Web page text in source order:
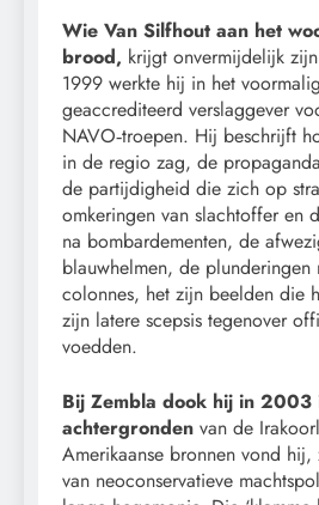
Wie Van Silfhout aan het
brood, krijgt onvermijdelijk
1999 werkte hij in het
geaccrediteerd verslaggever
NAVO‑troepen. Hij beschrijft
in de regio zag, de
de partijdigheid die zich op
omkeringen van slachtoffer en
na bombardementen, de
blauwhelmen, de plunderingen
colonnes, het zijn beelden die
zijn latere scepsis tegenover
voedden.
Bij Zembla dook hij in 2003
achtergronden van de
Amerikaanse bronnen vond
van neoconservatieve